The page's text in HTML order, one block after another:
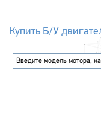
Купить Б/У